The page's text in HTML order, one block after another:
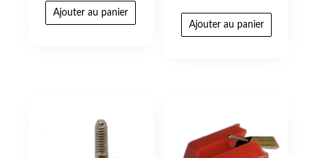
Ajouter au panier
Ajouter au panier